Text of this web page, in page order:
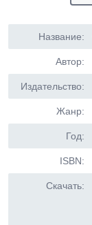
Название:
Автор:
Издательство:
Жанр:
Год:
ISBN:
Скачать: